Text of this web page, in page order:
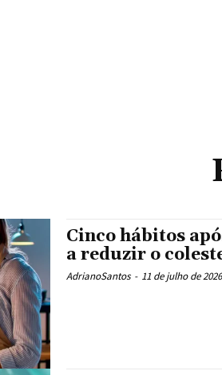
Cinco hábitos
a reduzir o
AdrianoSantos - 11 de julho de 2026